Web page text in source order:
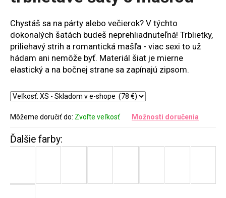
hviezdičiek.
Chystáš sa na párty alebo večierok? V týchto
dokonalých šatách budeš neprehliadnuteľná! Trblietky,
priliehavý strih a romantická mašľa - viac sexi to už
hádam ani nemôže byť. Materiál šiat je mierne
elastický a na bočnej strane sa zapínajú zipsom.
Môžeme doručiť do: Zvoľte veľkosť Možnosti doručenia